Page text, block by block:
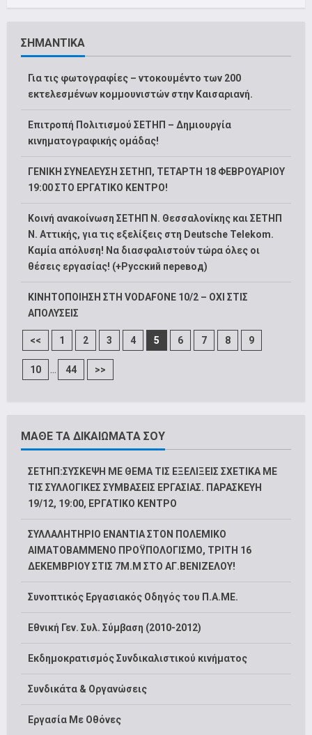
ΣΗΜΑΝΤΙΚΑ
Για τις φωτογραφίες – ντοκουμέντο των 200
εκτελεσμένων κομμουνιστών στην Καισαριανή.
Επιτροπή Πολιτισμού ΣΕΤΗΠ – Δημιουργία
κινηματογραφικής ομάδας!
ΓΕΝΙΚΗ ΣΥΝΕΛΕΥΣΗ ΣΕΤΗΠ, ΤΕΤΑΡΤΗ 18 ΦΕΒΡΟΥΑΡΙΟΥ
19:00 ΣΤΟ ΕΡΓΑΤΙΚΟ ΚΕΝΤΡΟ!
Κοινή ανακοίνωση ΣΕΤΗΠ Ν. Θεσσαλονίκης και ΣΕΤΗΠ
N. Αττικής, για τις εξελίξεις στη Deutsche Telekom.
Καμία απόλυση! Να διασφαλιστούν τώρα όλες οι
θέσεις εργασίας! (+Русский перевод)
ΚΙΝΗΤΟΠΟΙΗΣΗ ΣΤΗ VODAFONE 10/2 – ΟΧΙ ΣΤΙΣ
ΑΠΟΛΥΣΕΙΣ
<< 1 2 3 4 5 6 7 8 9
10 ... 44 >>
ΜΑΘΕ ΤΑ ΔΙΚΑΙΩΜΑΤΑ ΣΟΥ
ΣΕΤΗΠ:ΣΥΣΚΕΨΗ ΜΕ ΘΕΜΑ ΤΙΣ ΕΞΕΛΙΞΕΙΣ ΣΧΕΤΙΚΑ ΜΕ
ΤΙΣ ΣΥΛΛΟΓΙΚΕΣ ΣΥΜΒΑΣΕΙΣ ΕΡΓΑΣΙΑΣ. ΠΑΡΑΣΚΕΥΗ
19/12, 19:00, ΕΡΓΑΤΙΚΟ ΚΕΝΤΡΟ
ΣΥΛΛΑΛΗΤΗΡΙΟ ΕΝΑΝΤΙΑ ΣΤΟΝ ΠΟΛΕΜΙΚΟ
ΑΙΜΑΤΟΒΑΜΜΕΝΟ ΠΡΟΫΠΟΛΟΓΙΣΜΟ, ΤΡΙΤΗ 16
ΔΕΚΕΜΒΡΙΟΥ ΣΤΙΣ 7Μ.Μ ΣΤΟ ΑΓ.ΒΕΝΙΖΕΛΟΥ!
Συνοπτικός Εργασιακός Οδηγός του Π.Α.ΜΕ.
Εθνική Γεν. Συλ. Σύμβαση (2010-2012)
Εκδημοκρατισμός Συνδικαλιστικού κινήματος
Συνδικάτα & Οργανώσεις
Εργασία Με Οθόνες